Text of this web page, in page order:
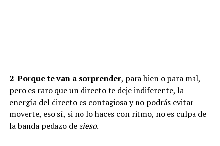
2-Porque te van a sorprender, para bien o para mal,
pero es raro que un directo te deje indiferente, la
energía del directo es contagiosa y no podrás evitar
moverte, eso sí, si no lo haces con ritmo, no es culpa de
la banda pedazo de sieso.